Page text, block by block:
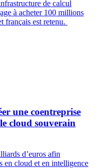
de calcul
à acheter 100 millions
français est retenu.
une coentreprise
cloud souverain
d’euros afin
en cloud et en intelligence